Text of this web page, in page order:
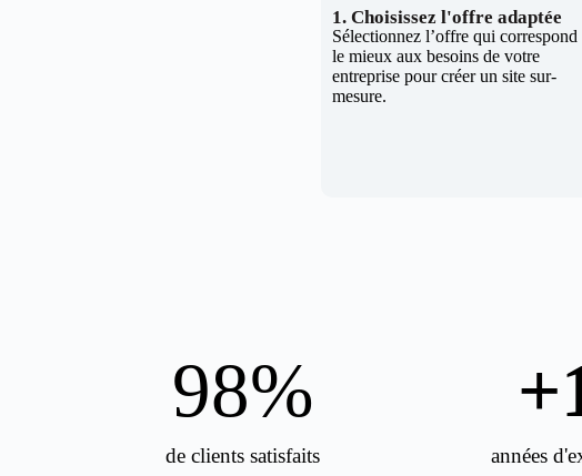
1. Choisissez l'offre adaptée
Sélectionnez l’offre qui correspond
le mieux aux besoins de votre
entreprise pour créer un site sur-
mesure.
de clients satisfaits
98%
années
+